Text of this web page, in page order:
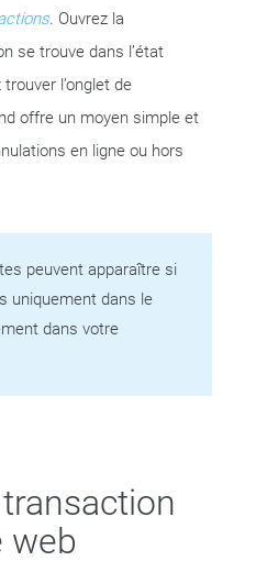
. Ouvrez la
se trouve dans l’état
l’onglet de
offre un moyen simple et
en ligne ou hors
peuvent apparaître si
uniquement dans le
dans votre
web